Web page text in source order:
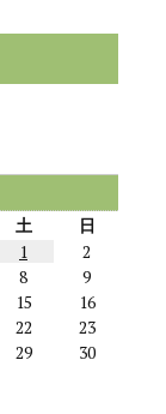
土
日
1
2
8
9
15
16
22
23
29
30